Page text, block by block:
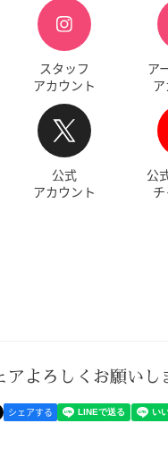
スタッフ
アカウント
ア
公式
アカウント
公
よろしくお願いし
シェアする